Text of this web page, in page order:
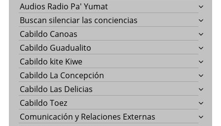
Audios Radio Pa' Yumat
Buscan silenciar las conciencias
Cabildo Canoas
Cabildo Guadualito
Cabildo kite Kiwe
Cabildo La Concepción
Cabildo Las Delicias
Cabildo Toez
Comunicación y Relaciones Externas